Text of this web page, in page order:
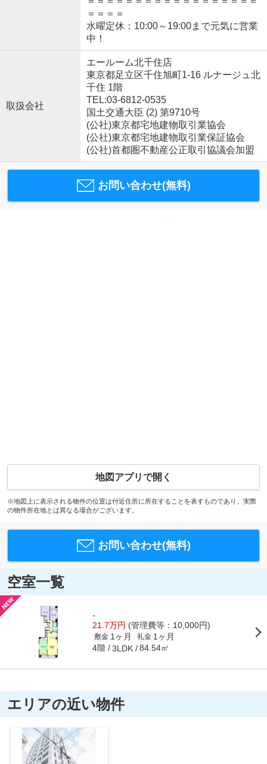
＝＝＝＝
水曜定休：10:00～19:00まで元気に営業
中！
取扱会社
エールーム北千住店
東京都足立区千住旭町1-16 ルナージュ北
千住 1階
TEL:03-6812-0535
国土交通大臣 (2) 第9710号
(公社)東京都宅地建物取引業協会
(公社)東京都宅地建物取引業保証協会
(公社)首都圏不動産公正取引協議会加盟
お問い合わせ(無料)
地図アプリで開く
※地図上に表示される物件の位置は付近住所に所在することを表すものであり、実際
の物件所在地とは異なる場合がございます。
お問い合わせ(無料)
空室一覧
-
21.7万円 (管理費等：10,000円)
敷金 1ヶ月 礼金 1ヶ月
4階 3LDK 84.54㎡
エリアの近い物件